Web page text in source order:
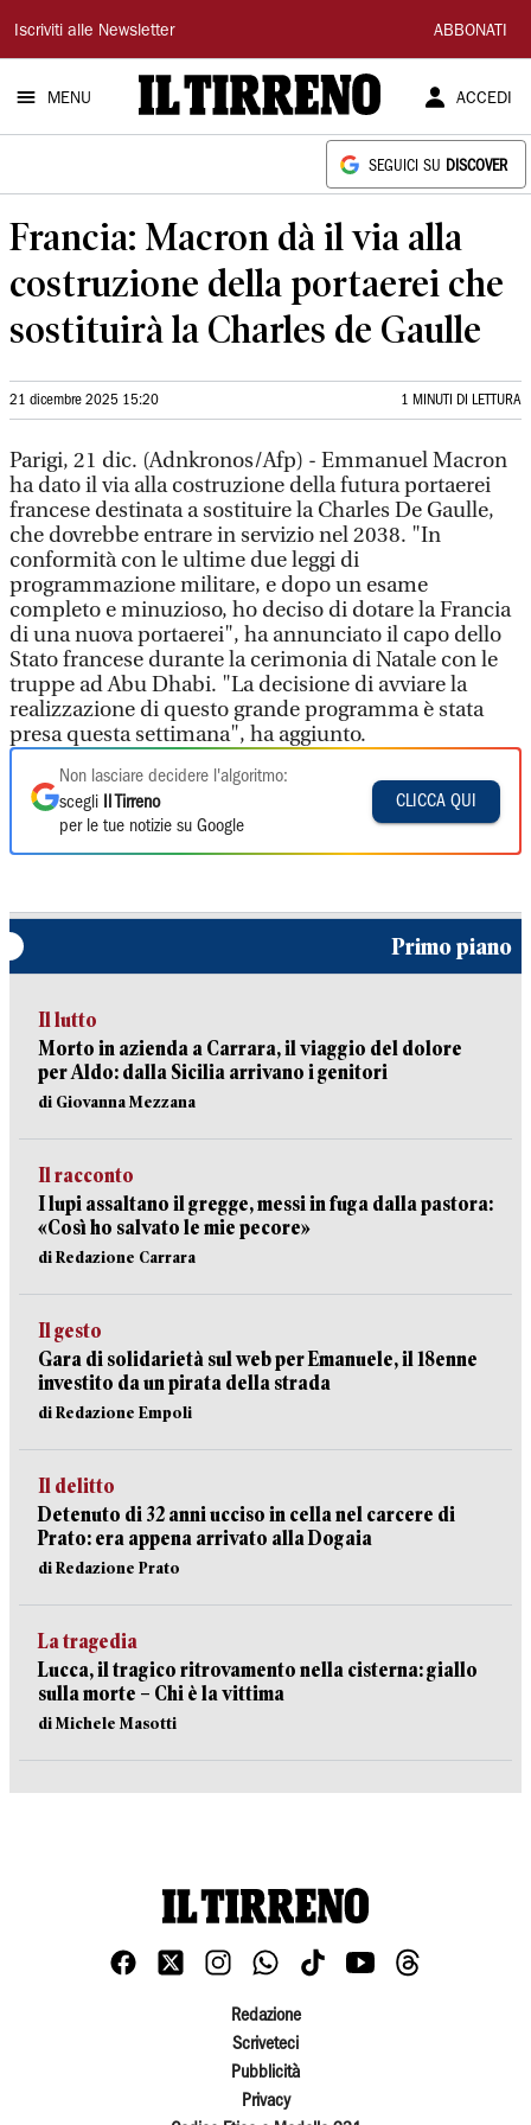
Il
Tirreno
Iscriviti alle Newsletter ABBONATI
MENU ACCEDI
SEGUICI SU DISCOVER
Francia: Macron dà il via alla
costruzione della portaerei che
sostituirà la Charles de Gaulle
21 dicembre 2025 15:20 1 MINUTI DI LETTURA
Parigi, 21 dic. (Adnkronos/Afp) - Emmanuel Macron
ha dato il via alla costruzione della futura portaerei
francese destinata a sostituire la Charles De Gaulle,
che dovrebbe entrare in servizio nel 2038. "In
conformità con le ultime due leggi di
programmazione militare, e dopo un esame
completo e minuzioso, ho deciso di dotare la Francia
di una nuova portaerei", ha annunciato il capo dello
Stato francese durante la cerimonia di Natale con le
truppe ad Abu Dhabi. "La decisione di avviare la
realizzazione di questo grande programma è stata
presa questa settimana", ha aggiunto.
Non lasciare decidere l'algoritmo:
scegli
Il Tirreno
per le tue notizie su Google
CLICCA QUI
Primo piano
Il lutto
Morto in azienda a Carrara, il viaggio del dolore
per Aldo: dalla Sicilia arrivano i genitori
di Giovanna Mezzana
Il racconto
I lupi assaltano il gregge, messi in fuga dalla pastora:
«Così ho salvato le mie pecore»
di Redazione Carrara
Il gesto
Gara di solidarietà sul web per Emanuele, il 18enne
investito da un pirata della strada
di Redazione Empoli
Il delitto
Detenuto di 32 anni ucciso in cella nel carcere di
Prato: era appena arrivato alla Dogaia
di Redazione Prato
La tragedia
Lucca, il tragico ritrovamento nella cisterna: giallo
sulla morte – Chi è la vittima
di Michele Masotti
Redazione
Scriveteci
Pubblicità
Privacy